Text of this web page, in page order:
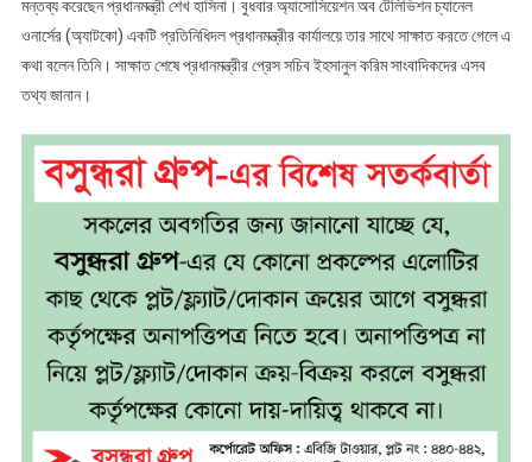
মন্তব্য করেছেন প্রধানমন্ত্রী শেখ হাসিনা। বুধবার অ্যাসোসিয়েশন অব টেলিভিশন চ্যানেল
ওনার্সের (অ্যাটকো) একটি প্রতিনিধিদল প্রধানমন্ত্রীর কার্যালয়ে তার সাথে সাক্ষাত করতে গেলে এ
কথা বলেন তিনি। সাক্ষাত শেষে প্রধানমন্ত্রীর প্রেস সচিব ইহসানুল করিম সাংবাদিকদের এসব
তথ্য জানান।